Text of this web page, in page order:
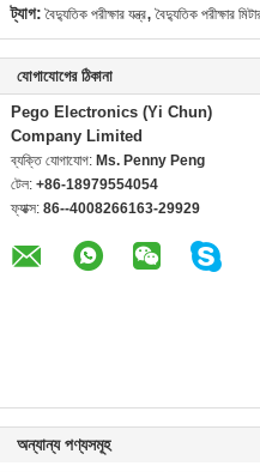
ট্যাগ: বৈদ্যুতিক পরীক্ষার যন্ত্র, বৈদ্যুতিক পরীক্ষার
যোগাযোগের ঠিকানা
Pego Electronics (Yi Chun)
Company Limited
ব্যক্তি যোগাযোগ: Ms. Penny Peng
টেল: +86-18979554054
ফ্যাক্স: 86--4008266163-29929
অন্যান্য পণ্যসমূহ